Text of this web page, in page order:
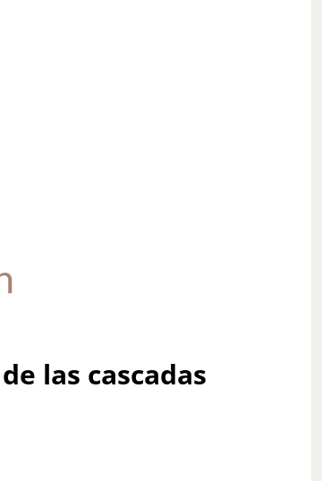
las cascadas